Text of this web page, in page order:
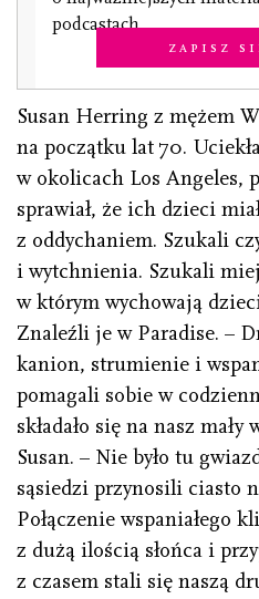
podcastach.
Zapisz
Susan Herring z mężem
na początku lat 70.
w okolicach Los Angeles,
sprawiał, że ich dzieci
z oddychaniem. Szukali
i wytchnienia. Szukali
w którym wychowają
Znaleźli je w Paradise. –
kanion, strumienie i
pomagali sobie w
składało się na nasz
Susan. – Nie było tu
sąsiedzi przynosili ciasto
Połączenie wspaniałego
z dużą ilością słońca i
z czasem stali się naszą